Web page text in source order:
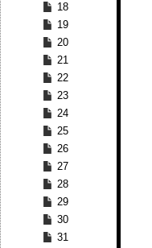
18
19
20
21
22
23
24
25
26
27
28
29
30
31